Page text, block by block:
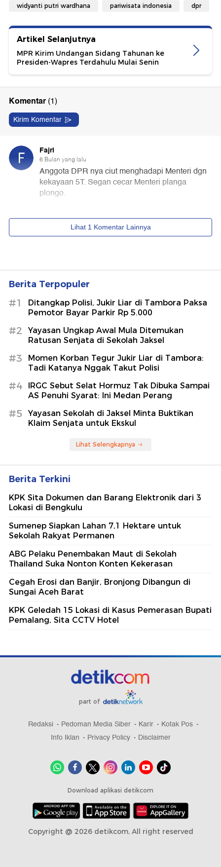
widyanti putri wardhana pariwisata indonesia dpr
Artikel Selanjutnya
MPR Kirim Undangan Sidang Tahunan ke
Presiden-Wapres Terdahulu Mulai Senin
Berita Terpopuler
#1
Ditangkap Polisi, Jukir Liar di Tambora Paksa
Pemotor Bayar Parkir Rp 5.000
#2
Yayasan Ungkap Awal Mula Ditemukan
Ratusan Senjata di Sekolah Jaksel
#3
Momen Korban Tegur Jukir Liar di Tambora:
Tadi Katanya Nggak Takut Polisi
#4
IRGC Sebut Selat Hormuz Tak Dibuka Sampai
AS Penuhi Syarat: Ini Medan Perang
#5
Yayasan Sekolah di Jaksel Minta Buktikan
Klaim Senjata untuk Ekskul
Lihat Selengkapnya
Berita Terkini
KPK Sita Dokumen dan Barang Elektronik dari 3
Lokasi di Bengkulu
Sumenep Siapkan Lahan 7,1 Hektare untuk
Sekolah Rakyat Permanen
ABG Pelaku Penembakan Maut di Sekolah
Thailand Suka Nonton Konten Kekerasan
Cegah Erosi dan Banjir, Bronjong Dibangun di
Sungai Aceh Barat
KPK Geledah 15 Lokasi di Kasus Pemerasan Bupati
Pemalang, Sita CCTV Hotel
part of
Redaksi Pedoman Media Siber Karir
Kotak Pos
Info Iklan
Privacy Policy Disclaimer
Download aplikasi detikcom
Copyright @ 2026 detikcom, All right reserved